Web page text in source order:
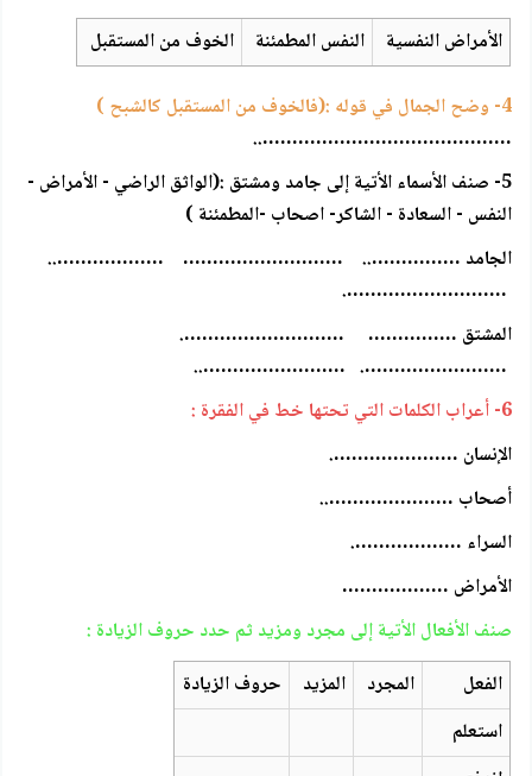
الأمراض النفسية
النفس المطمئنة الخوف من المستقبل
4- وضح الجمال في قوله :(فالخوف من المستقبل كالشبح )
……………………………………..
5- صنف الأسماء الأتية إلى جامد ومشتق :(الواثق الراضي - الأمراض -
النفس - السعادة - الشاكر- اصحاب -المطمئنة )
الجامد …………….. ……………………… ………………..
……………………….
المشتق …………… ……………………….
……………………. ……………………..
6- أعراب الكلمات التي تحتها خط في الفقرة :
الإنسان ………………….
أصحاب …………………..
السراء ……………….
الأمراض ………………
صنف الأفعال الأتية إلى مجرد ومزيد ثم حدد حروف الزيادة :
الفعل
المجرد المزيد
حروف الزيادة
استعلم